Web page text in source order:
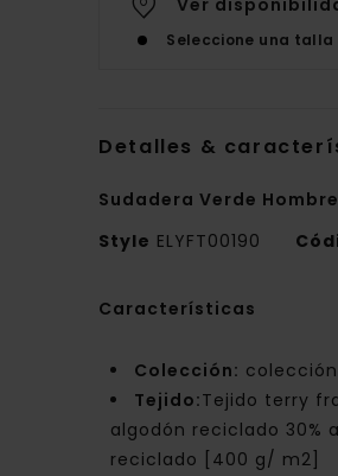
Ver
Seleccione una talla
Detalles &
Sudadera Verde Hombre
Style ELYFT00190
Características
Colección:
Tejido:Tejido terry
algodón reciclado 30%
reciclado [400 g/ m2]